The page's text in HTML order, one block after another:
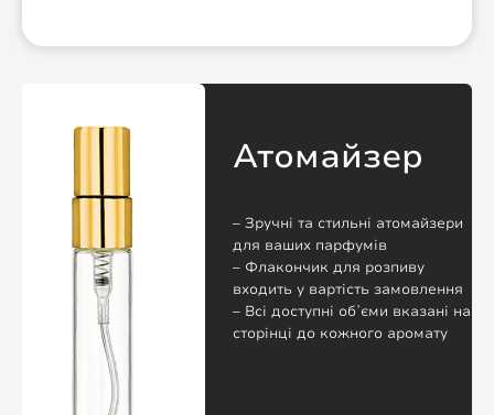
Атомайзер
– Зручні та стильні атомайзери
для ваших парфумів
– Флакончик для розпиву
входить у вартість замовлення
– Всі доступні обʼєми вказані на
сторінці до кожного аромату